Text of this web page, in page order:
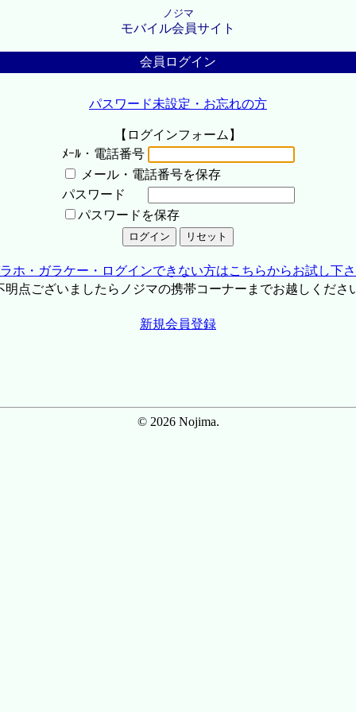
ノジマ
モバイル会員サイト
会員ログイン
パスワード未設定・お忘れの方
【ログインフォーム】
ﾒｰﾙ・電話番号
メール・電話番号を保存
パスワード
パスワードを保存
ホ・ガラケー・ログインできない方はこちらからお試し下
点ございましたらノジマの携帯コーナーまでお越しくださ
新規会員登録
© 2026 Nojima.